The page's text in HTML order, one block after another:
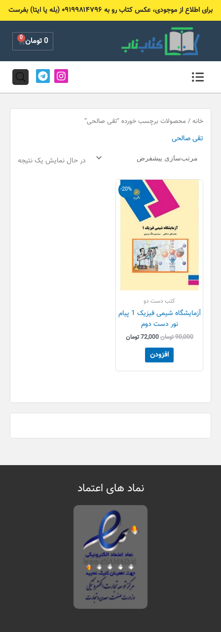
برای اطلاع از موجودی، عکس کتاب رو به ۰۹۱۹۹۸۱۴۷۹۶ (بله یا ایتا) بفرست
0تومان 0
Cart
I
n
s
a
T
e
l
g
خانه / محصولات برچسب خورده “تقی صالحی”
تقی صالحی
در حال نمایش یک نتیجه
-20%
کتب دست دو
آزمایشگاه شیمی فیزیک 1 پیام
نور دست دوم
90,000تومان
قیمت
اصلی
90,000 تومان
بود.
72,000تومان
قیمت
فعلی
افزودن
نماد های اعتماد